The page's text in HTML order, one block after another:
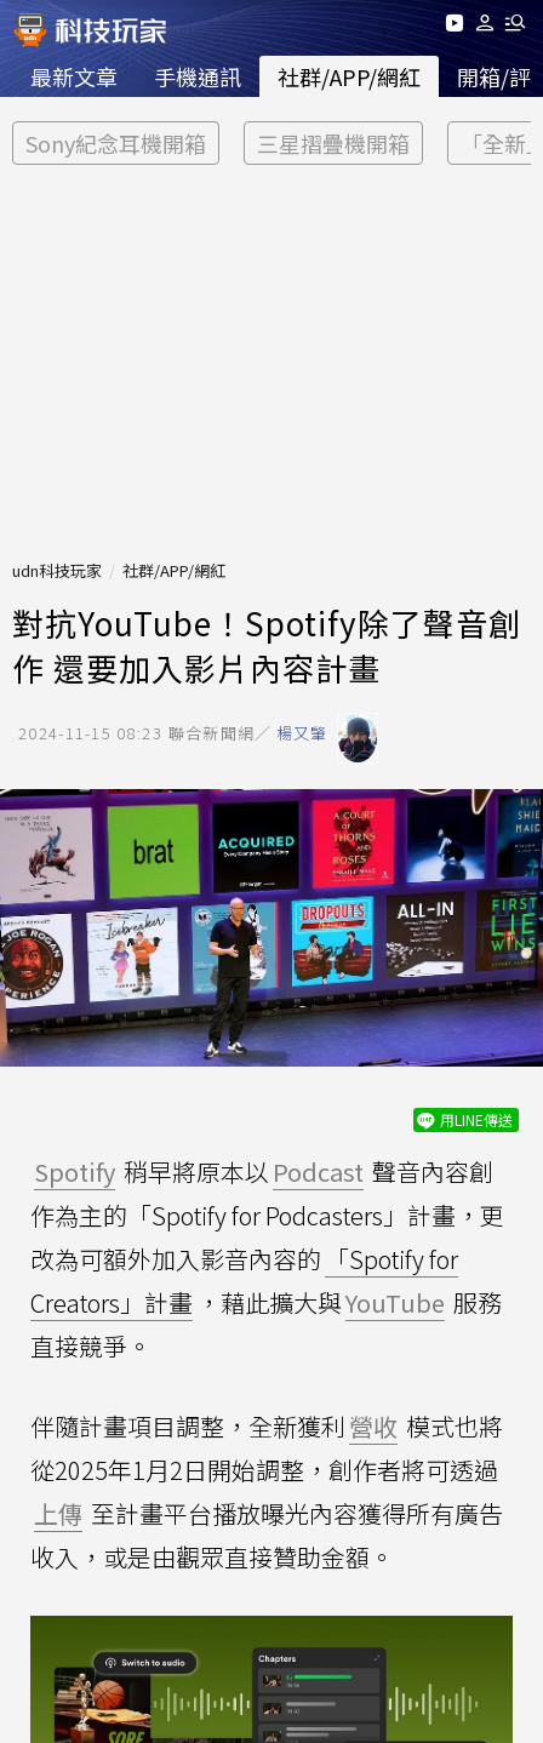
最新文章 手機通訊 社群/APP/網紅 開箱/評
Sony紀念耳機開箱 三星摺疊機開箱 「全新
udn科技玩家 社群/APP/網紅
對抗YouTube！Spotify除了聲音創
作 還要加入影片內容計畫
2024-11-15 08:23 聯合新聞網／ 楊又肇
用LINE傳送
Spotify 稍早將原本以 Podcast 聲音內容創
作為主的「Spotify for Podcasters」計畫，更
改為可額外加入影音內容的 「Spotify for
Creators」計畫 ，藉此擴大與YouTube 服務
直接競爭。
伴隨計畫項目調整，全新獲利 營收 模式也將
從2025年1月2日開始調整，創作者將可透過
上傳 至計畫平台播放曝光內容獲得所有廣告
收入，或是由觀眾直接贊助金額。